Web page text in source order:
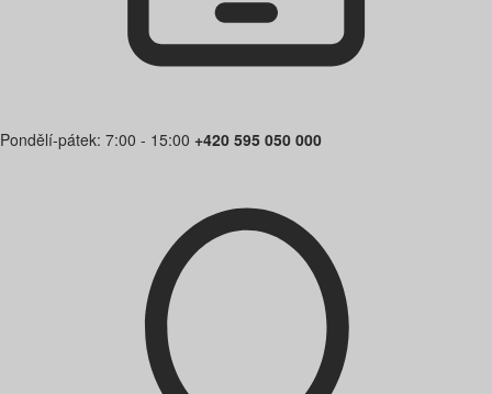
Pondělí-pátek: 7:00 - 15:00 +420 595 050 000